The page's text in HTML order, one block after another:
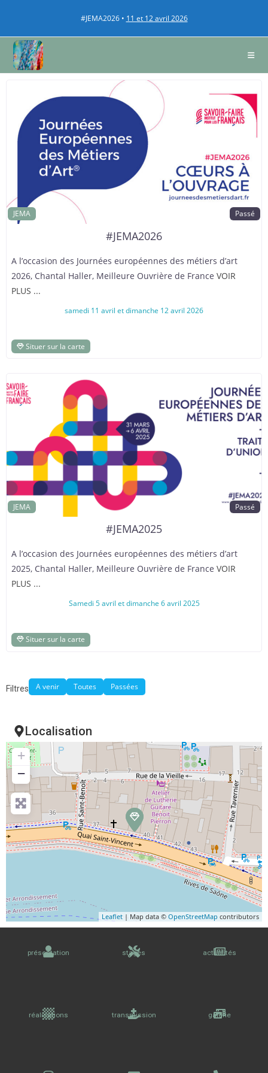
#JEMA2026 • 11 et 12 avril 2026
JEMA Passé
#JEMA2026
A l’occasion des Journées européennes des métiers d’art
2026, Chantal Haller, Meilleure Ouvrière de France VOIR
PLUS ...
samedi 11 avril et dimanche 12 avril 2026
Situer sur la carte
JEMA Passé
#JEMA2025
A l’occasion des Journées européennes des métiers d’art
2025, Chantal Haller, Meilleure Ouvrière de France VOIR
PLUS ...
Samedi 5 avril et dimanche 6 avril 2025
Situer sur la carte
Filtres A venir Toutes Passées
Localisation
+
−
Leaflet | Map data © OpenStreetMap contributors
présentation stages actualités
réalisations transmission galerie